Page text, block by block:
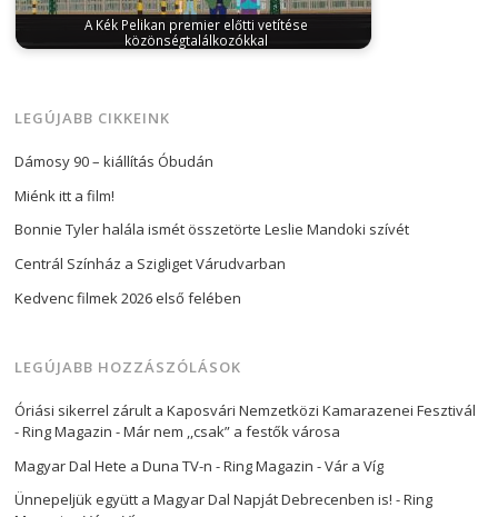
A Kék Pelikan premier előtti vetítése
közönségtalálkozókkal
LEGÚJABB CIKKEINK
Dámosy 90 – kiállítás Óbudán
Miénk itt a film!
Bonnie Tyler halála ismét összetörte Leslie Mandoki szívét
Centrál Színház a Szigliget Várudvarban
Kedvenc filmek 2026 első felében
LEGÚJABB HOZZÁSZÓLÁSOK
Óriási sikerrel zárult a Kaposvári Nemzetközi Kamarazenei Fesztivál
- Ring Magazin -Már nem ,,csak” a festők városa
Magyar Dal Hete a Duna TV-n - Ring Magazin -Vár a Víg
Ünnepeljük együtt a Magyar Dal Napját Debrecenben is! - Ring